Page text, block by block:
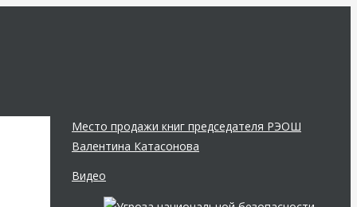
Место продажи книг председателя РЭОШ
Валентина Катасонова
Видео